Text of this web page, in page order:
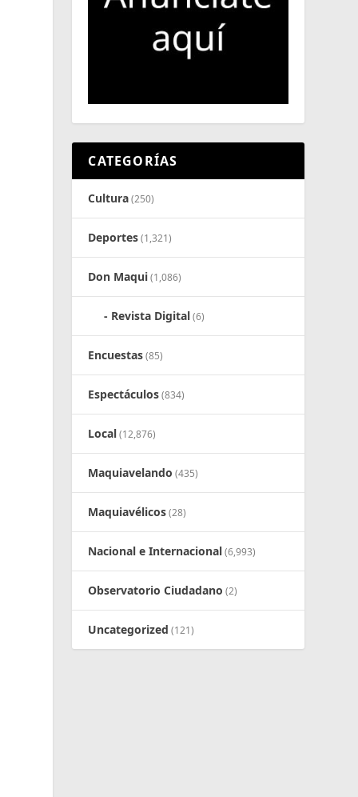
CATEGORÍAS
Cultura(250)
Deportes(1,321)
Don Maqui(1,086)
Revista Digital(6)
Encuestas(85)
Espectáculos(834)
Local(12,876)
Maquiavelando (435)
Maquiavélicos(28)
Nacional e Internacional(6,993)
Observatorio Ciudadano (2)
Uncategorized (121)